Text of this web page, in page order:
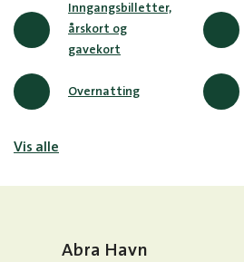
Inngangsbilletter,
årskort og
gavekort
Overnatting
Vis alle
Abra Havn